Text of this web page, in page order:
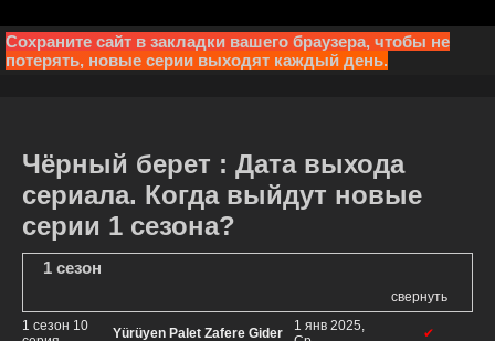
Сохраните сайт в закладки вашего браузера, чтобы не
потерять, новые серии выходят каждый день.
Чёрный берет : Дата выхода
сериала. Когда выйдут новые
серии 1 сезона?
1 сезон
свернуть
1 сезон 10
Yürüyen Palet Zafere Gider
1 янв 2025,
✔